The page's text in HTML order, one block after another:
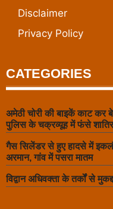
Disclaimer
Privacy Policy
CATEGORIES
अमेठी चोरी की बाइकें काट कर
पुलिस के चक्रव्यूह में फंसे
गैस सिलेंडर से हुए हादसे में
अरमान, गांव में पसरा मातम
विद्वान अधिवक्ता के तर्कों से